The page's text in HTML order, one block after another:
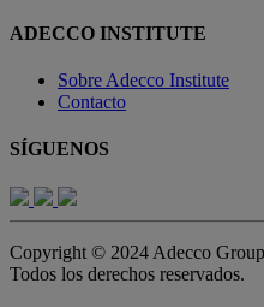
ADECCO INSTITUTE
Sobre Adecco Institute
Contacto
SÍGUENOS
Copyright © 2024 Adecco
Todos los derechos reservados.